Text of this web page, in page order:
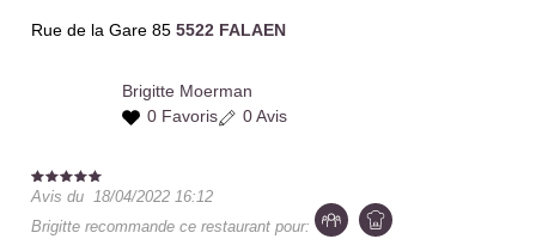
Rue de la Gare 855522 FALAEN
Brigitte Moerman
0 Favoris
0 Avis
Avis du18/04/2022 16:12
Brigitte recommande ce restaurant pour: